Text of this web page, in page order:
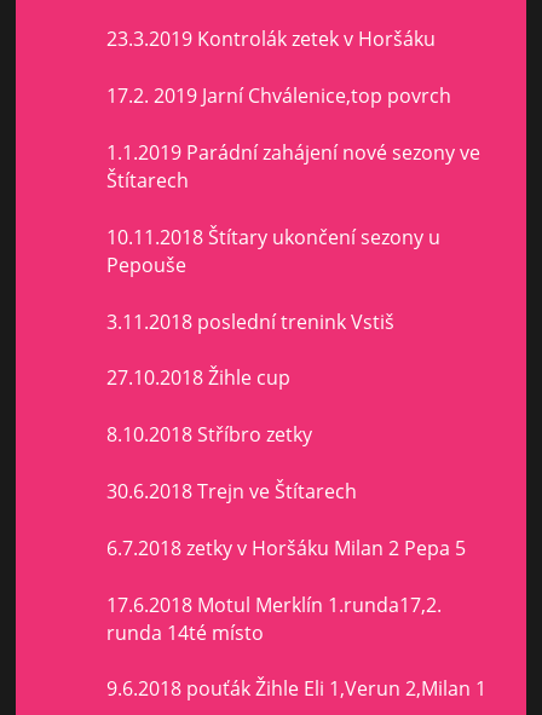
23.3.2019 Kontrolák zetek v Horšáku
17.2. 2019 Jarní Chválenice,top povrch
1.1.2019 Parádní zahájení nové sezony ve
Štítarech
10.11.2018 Štítary ukončení sezony u
Pepouše
3.11.2018 poslední trenink Vstiš
27.10.2018 Žihle cup
8.10.2018 Stříbro zetky
30.6.2018 Trejn ve Štítarech
6.7.2018 zetky v Horšáku Milan 2 Pepa 5
17.6.2018 Motul Merklín 1.runda17,2.
runda 14té místo
9.6.2018 pouťák Žihle Eli 1,Verun 2,Milan 1